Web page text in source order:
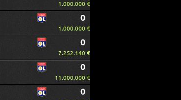
1.000.000 €
0
1.000.000 €
0
7.252.140 €
0
11.000.000 €
0